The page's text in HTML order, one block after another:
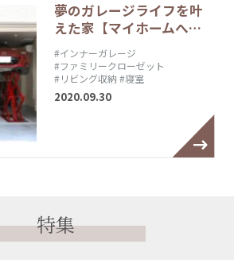
夢のガレージライフを叶
えた家【マイホームへ…
#インナーガレージ
#ファミリークローゼット
#リビング収納 #寝室
2020.09.30
特集